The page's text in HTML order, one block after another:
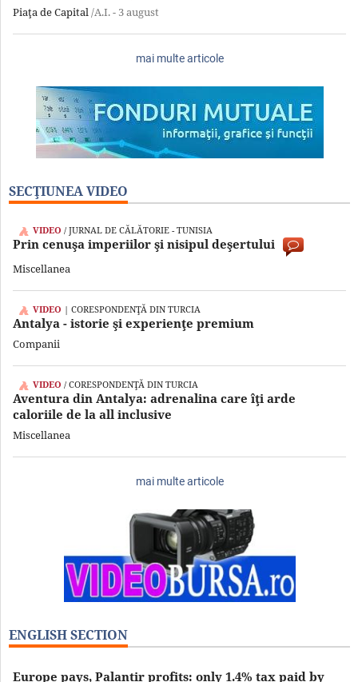
Piaţa de Capital/A.I. - 3 august
mai multe articole
SECŢIUNEA VIDEO
VIDEO / JURNAL DE CĂLĂTORIE - TUNISIA
Prin cenuşa imperiilor şi nisipul deşertului
Miscellanea
VIDEO | CORESPONDENŢĂ DIN TURCIA
Antalya - istorie şi experienţe premium
Companii
VIDEO / CORESPONDENŢĂ DIN TURCIA
Aventura din Antalya: adrenalina care îţi arde
caloriile de la all inclusive
Miscellanea
mai multe articole
ENGLISH SECTION
Europe pays, Palantir profits: only 1.4% tax paid by